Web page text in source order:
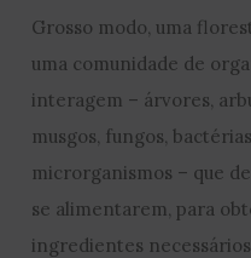
Grosso modo, uma
uma comunidade de
interagem – árvores,
musgos, fungos,
microrganismos – que
se alimentarem, para
ingredientes